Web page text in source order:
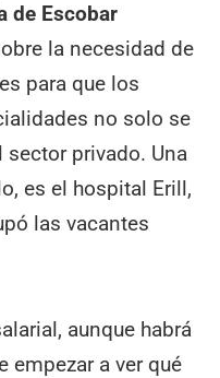
de Escobar
la necesidad de
para que los
no solo se
sector privado. Una
es el hospital Erill,
las vacantes
aunque habrá
empezar a ver qué